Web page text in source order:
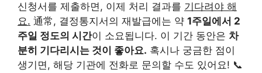
신청서를 제출하면, 이제 처리 결과를 기다려야 해
요. 通常, 결정통지서의 재발급에는 약 1주일에서 2
주일 정도의 시간이 소요됩니다. 이 기간 동안은 차
분히 기다리시는 것이 좋아요. 혹시나 궁금한 점이
생기면, 해당 기관에 전화로 문의할 수도 있어요! 📞